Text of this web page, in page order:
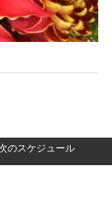
のスケジュール